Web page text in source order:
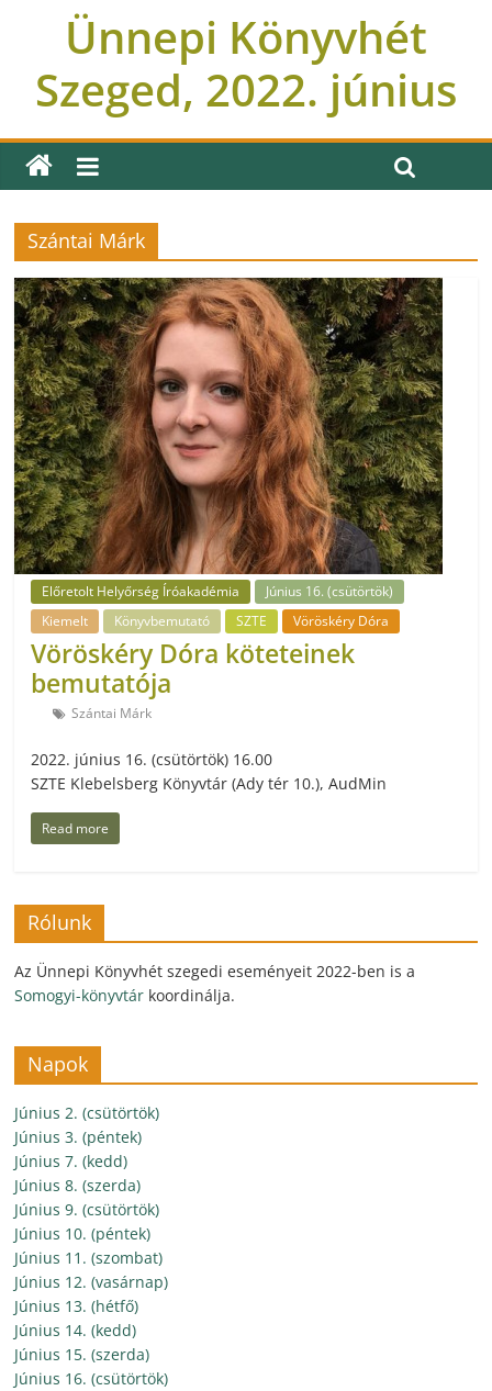
Ünnepi Könyvhét
Szeged, 2022. június
Szántai Márk
Előretolt Helyőrség Íróakadémia
Június 16. (csütörtök)
Kiemelt
Könyvbemutató SZTE Vöröskéry Dóra
Vöröskéry Dóra köteteinek
bemutatója
Szántai Márk
2022. június 16. (csütörtök) 16.00
SZTE Klebelsberg Könyvtár (Ady tér 10.), AudMin
Read more
Rólunk
Az Ünnepi Könyvhét szegedi eseményeit 2022-ben is a
Somogyi-könyvtár koordinálja.
Napok
Június 2. (csütörtök)
Június 3. (péntek)
Június 7. (kedd)
Június 8. (szerda)
Június 9. (csütörtök)
Június 10. (péntek)
Június 11. (szombat)
Június 12. (vasárnap)
Június 13. (hétfő)
Június 14. (kedd)
Június 15. (szerda)
Június 16. (csütörtök)